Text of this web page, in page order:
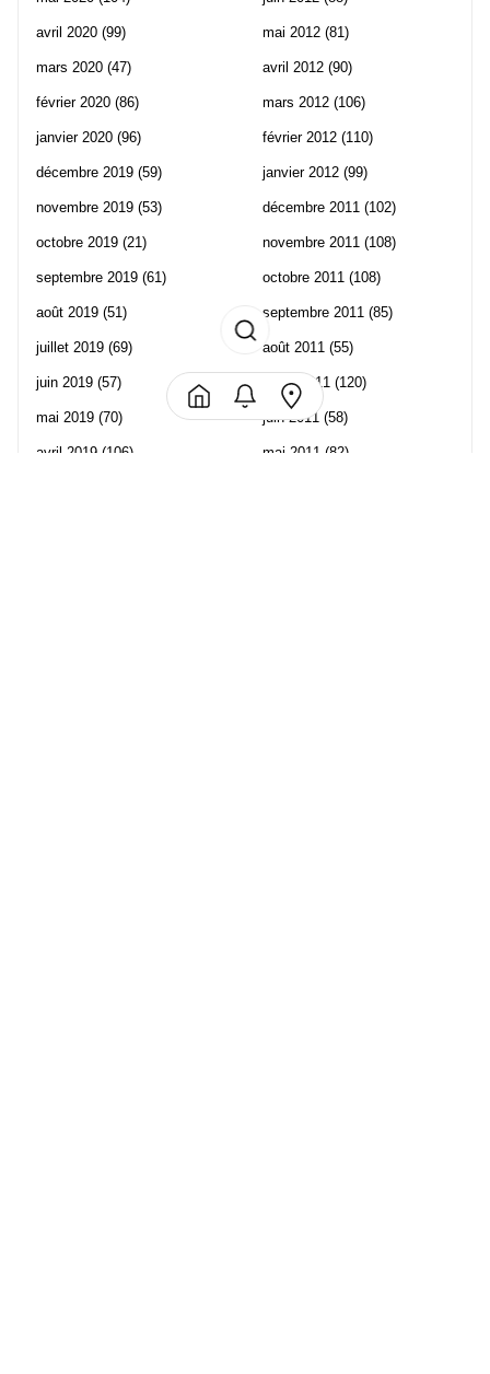
avril 2020 (99)
mars 2020 (47)
février 2020 (86)
janvier 2020 (96)
décembre 2019 (59)
novembre 2019 (53)
octobre 2019 (21)
septembre 2019 (61)
août 2019 (51)
juillet 2019 (69)
juin 2019 (57)
mai 2019 (70)
avril 2019 (106)
mai 2012 (81)
avril 2012 (90)
mars 2012 (106)
février 2012 (110)
janvier 2012 (99)
décembre 2011 (102)
novembre 2011 (108)
octobre 2011 (108)
septembre 2011 (85)
août 2011 (55)
juillet 2011 (120)
juin 2011 (58)
mai 2011 (82)